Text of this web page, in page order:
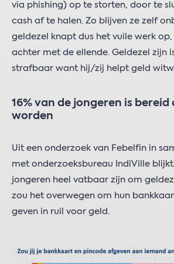
via phishing) op te storten, door te
cash af te halen. Zo blijven ze zelf
geldezel knapt dus het vuile werk
achter met de ellende. Geldezel zijn
strafbaar want hij/zij helpt geld
16% van de jongeren is bereid
worden
Uit een onderzoek van Febelfin in
met onderzoeksbureau IndiVille
jongeren heel vatbaar zijn om
zou het overwegen om hun
geven in ruil voor geld.